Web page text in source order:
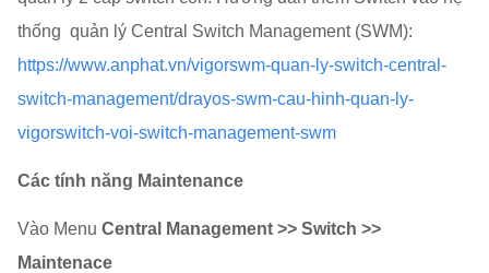
thống quản lý Central Switch Management (SWM):
https://www.anphat.vn/vigorswm-quan-ly-switch-central-
switch-management/drayos-swm-cau-hinh-quan-ly-
vigorswitch-voi-switch-management-swm
Các tính năng Maintenance
Vào Menu Central Management >> Switch >>
Maintenace